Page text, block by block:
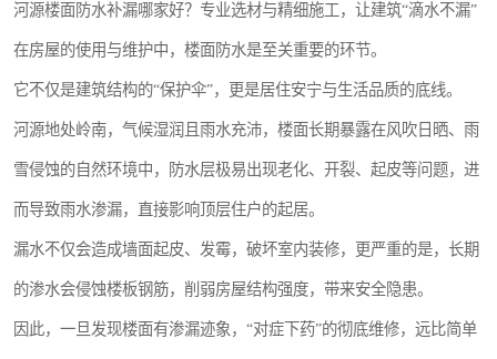
河源楼面防水补漏哪家好？专业选材与精细施工，让建筑“滴水不漏”
在房屋的使用与维护中，楼面防水是至关重要的环节。
它不仅是建筑结构的“保护伞”，更是居住安宁与生活品质的底线。
河源地处岭南，气候湿润且雨水充沛，楼面长期暴露在风吹日晒、雨
雪侵蚀的自然环境中，防水层极易出现老化、开裂、起皮等问题，进
而导致雨水渗漏，直接影响顶层住户的起居。
漏水不仅会造成墙面起皮、发霉，破坏室内装修，更严重的是，长期
的渗水会侵蚀楼板钢筋，削弱房屋结构强度，带来安全隐患。
因此，一旦发现楼面有渗漏迹象，“对症下药”的彻底维修，远比简单